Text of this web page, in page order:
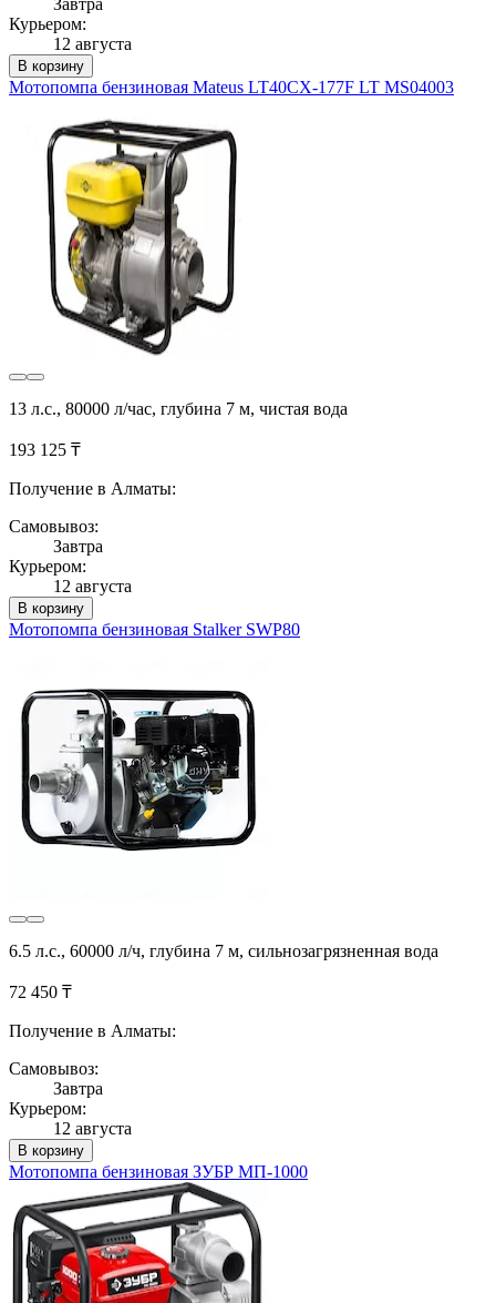
Завтра
Курьером:
12 августа
В корзину
Мотопомпа бензиновая Mateus LT40CX-177F LT MS04003
13 л.с., 80000 л/час, глубина 7 м, чистая вода
193 125 ₸
Получение в Алматы:
Самовывоз:
Завтра
Курьером:
12 августа
В корзину
Мотопомпа бензиновая Stalker SWP80
6.5 л.с., 60000 л/ч, глубина 7 м, сильнозагрязненная вода
72 450 ₸
Получение в Алматы:
Самовывоз:
Завтра
Курьером:
12 августа
В корзину
Мотопомпа бензиновая ЗУБР МП-1000